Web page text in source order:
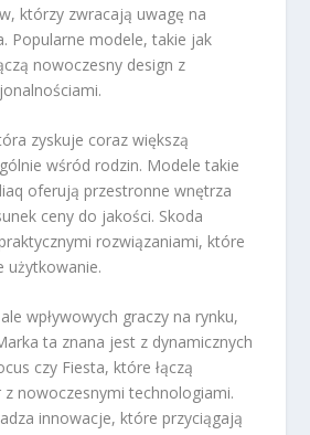
którzy zwracają uwagę na
Popularne modele, takie jak
nowoczesny design z
zyskuje coraz większą
wśród rodzin. Modele takie
oferują przestronne wnętrza
ceny do jakości. Skoda
rozwiązaniami, które
użytkowanie.
wpływowych graczy na rynku,
ta znana jest z dynamicznych
czy Fiesta, które łączą
nowoczesnymi technologiami.
innowacje, które przyciągają